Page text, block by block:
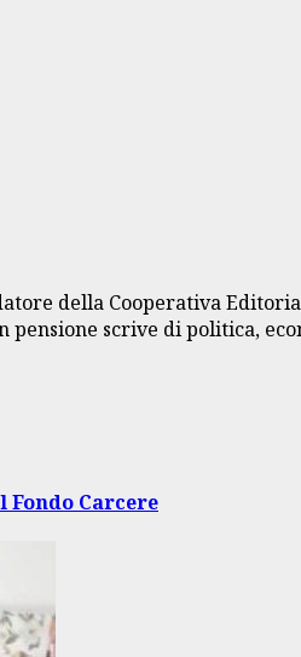
della Cooperativa
pensione scrive di politica,
Carcere